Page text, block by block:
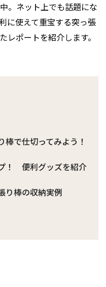
。ネット上でも話題にな
に使えて重宝する突っ張
レポートを紹介します。
棒で仕切ってみよう！
！ 便利グッズを紹介
り棒の収納実例